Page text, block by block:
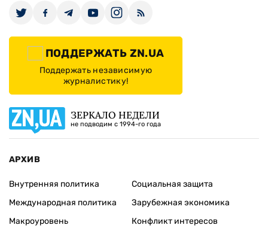
ПОДДЕРЖАТЬ ZN.UA
Поддержать независимую
журналистику!
ЗЕРКАЛО НЕДЕЛИ
не подводим с 1994-го года
АРХИВ
Внутренняя политика
Международная политика
Макроуровень
Социальная защита
Зарубежная экономика
Конфликт интересов